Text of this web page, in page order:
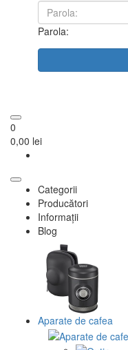
Parola:
0
0,00 lei
Categorii
Producători
Informații
Blog
Aparate de cafea